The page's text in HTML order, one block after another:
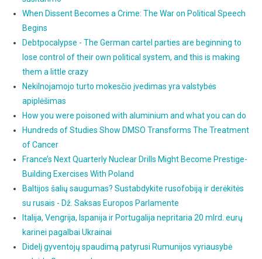
When Dissent Becomes a Crime: The War on Political Speech
Begins
Debtpocalypse - The German cartel parties are beginning to
lose control of their own political system, and this is making
them a little crazy
Nekilnojamojo turto mokesčio įvedimas yra valstybės
apiplėšimas
How you were poisoned with aluminium and what you can do
Hundreds of Studies Show DMSO Transforms The Treatment
of Cancer
France’s Next Quarterly Nuclear Drills Might Become Prestige-
Building Exercises With Poland
Baltijos šalių saugumas? Sustabdykite rusofobiją ir derėkitės
su rusais - Dž. Saksas Europos Parlamente
Italija, Vengrija, Ispanija ir Portugalija nepritaria 20 mlrd. eurų
karinei pagalbai Ukrainai
Didelį gyventojų spaudimą patyrusi Rumunijos vyriausybė